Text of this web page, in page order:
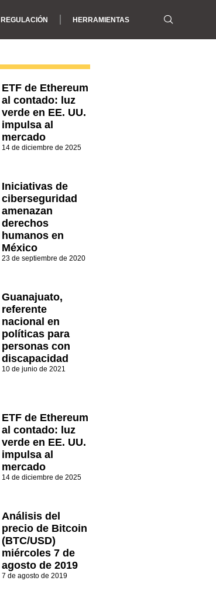
REGULACIÓN HERRAMIENTAS
ETF de Ethereum
al contado: luz
verde en EE. UU.
impulsa al
mercado
14 de diciembre de 2025
Iniciativas de
ciberseguridad
amenazan
derechos
humanos en
México
23 de septiembre de 2020
Guanajuato,
referente
nacional en
políticas para
personas con
discapacidad
10 de junio de 2021
ETF de Ethereum
al contado: luz
verde en EE. UU.
impulsa al
mercado
14 de diciembre de 2025
Análisis del
precio de Bitcoin
(BTC/USD)
miércoles 7 de
agosto de 2019
7 de agosto de 2019